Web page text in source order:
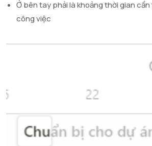
Ở bên tay phải là khoảng thời gian
công việc